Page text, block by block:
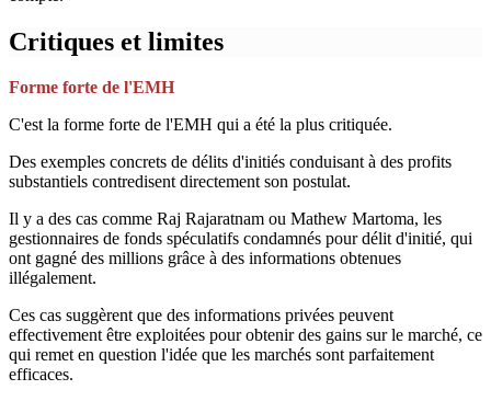
Critiques et limites
Forme forte de l'EMH
C'est la forme forte de l'EMH qui a été la plus critiquée.
Des exemples concrets de délits d'initiés conduisant à des profits
substantiels contredisent directement son postulat.
Il y a des cas comme Raj Rajaratnam ou Mathew Martoma, les
gestionnaires de fonds spéculatifs condamnés pour délit d'initié, qui
ont gagné des millions grâce à des informations obtenues
illégalement.
Ces cas suggèrent que des informations privées peuvent
effectivement être exploitées pour obtenir des gains sur le marché, ce
qui remet en question l'idée que les marchés sont parfaitement
efficaces.